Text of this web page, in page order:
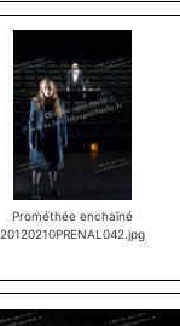
Prométhée enchaîné
20120210PRENAL042.jpg